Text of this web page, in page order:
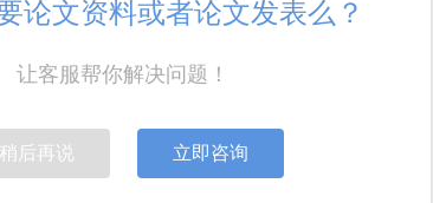
因此渔船捕捞行为对规范海上交通同样具有重大
面上应包含更多具体的行为模式。例如，对于需
行研究。渔船捕捞行为是语义层的概念，用于推
别系统AIS和船舶监控系统VMS是目前适用范围
数据对船舶行为进行分析。
论文资料或者论文发表么？
让客服帮你解决问题！
稍后再说 立即咨询